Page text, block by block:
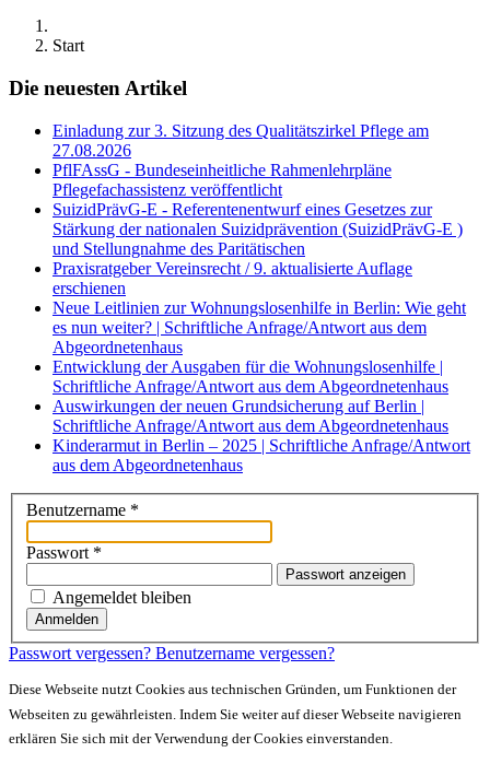
Start
Die neuesten Artikel
Einladung zur 3. Sitzung des Qualitätszirkel Pflege am
27.08.2026
PflFAssG - Bundeseinheitliche Rahmenlehrpläne
Pflegefachassistenz veröffentlicht
SuizidPrävG-E - Referentenentwurf eines Gesetzes zur
Stärkung der nationalen Suizidprävention (SuizidPrävG-E )
und Stellungnahme des Paritätischen
Praxisratgeber Vereinsrecht / 9. aktualisierte Auflage
erschienen
Neue Leitlinien zur Wohnungslosenhilfe in Berlin: Wie geht
es nun weiter? | Schriftliche Anfrage/Antwort aus dem
Abgeordnetenhaus
Entwicklung der Ausgaben für die Wohnungslosenhilfe |
Schriftliche Anfrage/Antwort aus dem Abgeordnetenhaus
Auswirkungen der neuen Grundsicherung auf Berlin |
Schriftliche Anfrage/Antwort aus dem Abgeordnetenhaus
Kinderarmut in Berlin – 2025 | Schriftliche Anfrage/Antwort
aus dem Abgeordnetenhaus
Benutzername *
Passwort *
Passwort anzeigen
Angemeldet bleiben
Anmelden
Passwort vergessen? Benutzername vergessen?
Diese Webseite nutzt Cookies aus technischen Gründen, um Funktionen der
Webseiten zu gewährleisten. Indem Sie weiter auf dieser Webseite navigieren
erklären Sie sich mit der Verwendung der Cookies einverstanden.